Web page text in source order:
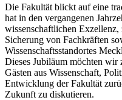
Die Fakultät blickt auf eine
hat in den vergangenen
wissenschaftlichen
Sicherung von Fachkräften
Wissenschaftsstandortes
Dieses Jubiläum möchten wir
Gästen aus Wissenschaft,
Entwicklung der Fakultät
Zukunft zu diskutieren.